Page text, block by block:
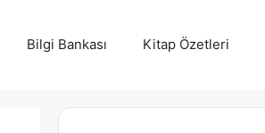
Bilgi Bankası Kitap Özetleri